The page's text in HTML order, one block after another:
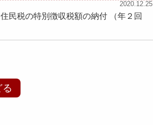
2020.12.25
民税の特別徴収税額の納付 （年２回